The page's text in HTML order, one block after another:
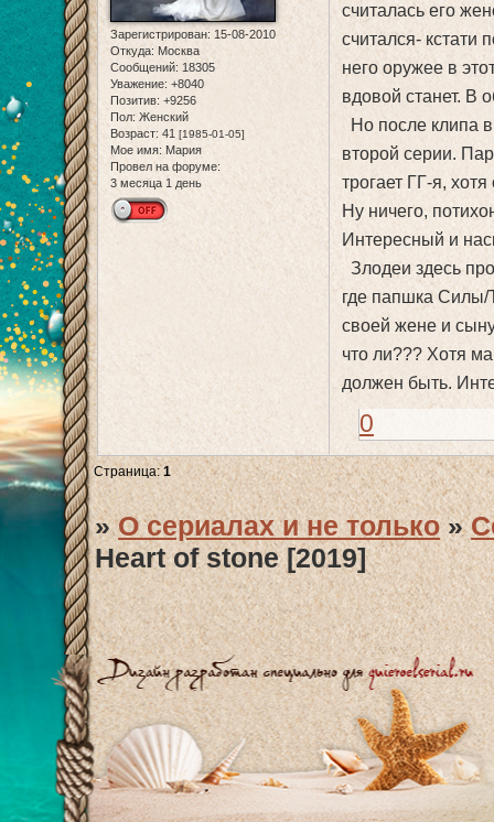
Зарегистрирован: 15-08-2010
Откуда: Москва
Сообщений: 18305
Уважение: +8040
Позитив: +9256
Пол: Женский
Возраст: 41 [1985-01-05]
Мое имя: Мария
Провел на форуме:
3 месяца 1 день
считалась его
считался- кстати
него оружее в
вдовой станет. В
Но после клипа
второй серии.
трогает ГГ-я,
Ну ничего,
Интересный и
Злодеи здесь
где папшка Силы/
своей жене и
что ли??? Хотя
должен быть.
0
Страница:1
»О сериалах и не только »
Heart of stone [2019]